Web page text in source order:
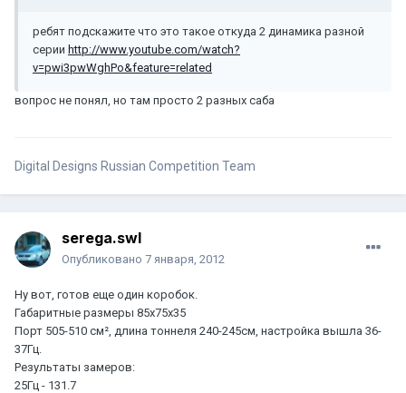
ребят подскажите что это такое откуда 2 динамика разной
серии http://www.youtube.com/watch?
v=pwi3pwWghPo&feature=related
вопрос не понял, но там просто 2 разных саба
Digital Designs Russian Competition Team
serega.swl
Опубликовано 7 января, 2012
Ну вот, готов еще один коробок.
Габаритные размеры 85х75х35
Порт 505-510 см², длина тоннеля 240-245см, настройка вышла 36-
37Гц.
Результаты замеров:
25Гц - 131.7